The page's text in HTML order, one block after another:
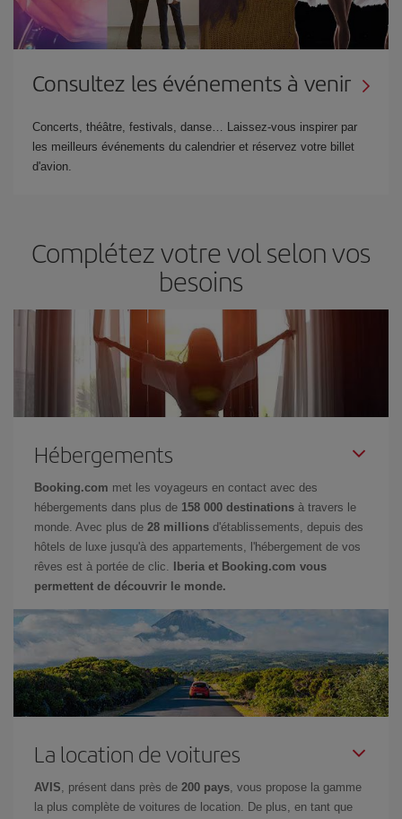
Consultez les événements à venir
Concerts, théâtre, festivals, danse… Laissez-vous inspirer par
les meilleurs événements du calendrier et réservez votre billet
d'avion.
Complétez votre vol selon vos
besoins
Hébergements
Booking.com met les voyageurs en contact avec des
hébergements dans plus de 158 000 destinations à travers le
monde. Avec plus de 28 millions d'établissements, depuis des
hôtels de luxe jusqu'à des appartements, l'hébergement de vos
rêves est à portée de clic.
Iberia et Booking.com vous
permettent de découvrir le monde.
La location de voitures
AVIS , présent dans près de 200 pays , vous propose la gamme
la plus complète de voitures de location. De plus, en tant que